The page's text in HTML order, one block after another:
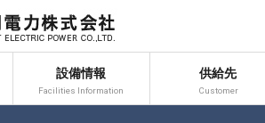
設備情報
Facilities Information
供給先
Customer